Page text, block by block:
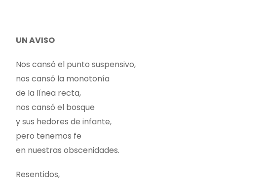
UN AVISO
Nos cansó el punto suspensivo,
nos cansó la monotonía
de la línea recta,
nos cansó el bosque
y sus hedores de infante,
pero tenemos fe
en nuestras obscenidades.
Resentidos,